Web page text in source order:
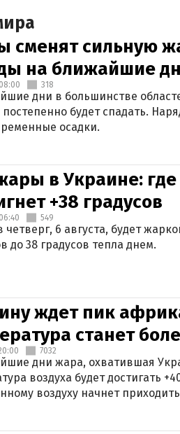
сменят сильную
на ближайшие
08:00 318
дни в большинстве
постепенно будет спадать.
осадки.
в Украине: где
+38 градусов
06:40 549
четверг, 6 августа, будет
до 38 градусов тепла днем.
ждет пик
станет
7032
дни жара, охватившая
воздуха будет достигать
воздуху начнет